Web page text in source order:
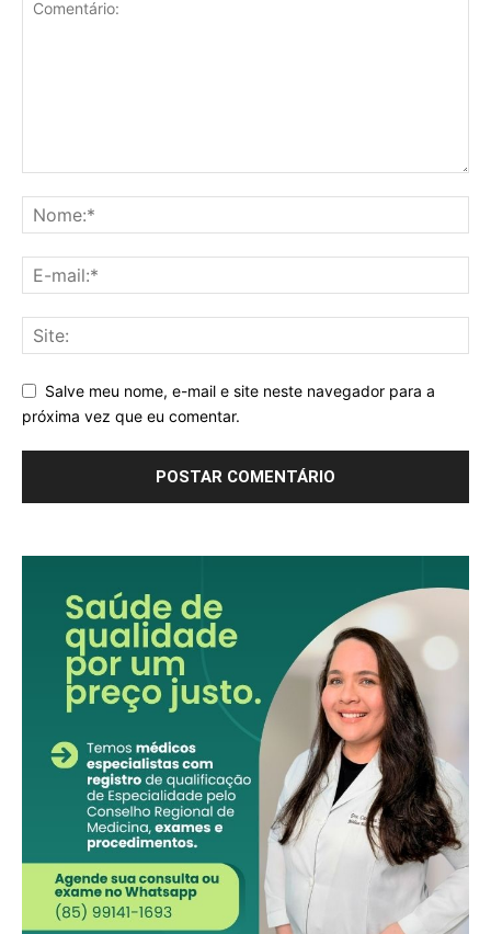
Salve meu nome, e-mail e site neste navegador para a
próxima vez que eu comentar.